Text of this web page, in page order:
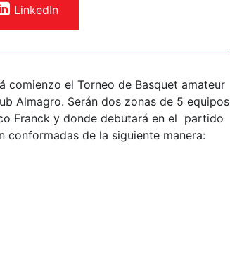
LinkedIn
comienzo el Torneo de Basquet amateur
Almagro. Serán dos zonas de 5 equipos
Franck y donde debutará en el partido
conformadas de la siguiente manera: